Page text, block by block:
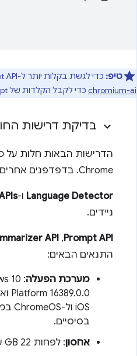
טיפ: כדי לגשת בקלות יותר ל-Prompt API ולממשקי AI API מובנים אחרים בבסיס הקוד, אפשר להשתמש בחבילת npm‏
chromium-ai כדי לקבל הקלדות של TypeScript עבור Prompt API.
בדיקת דרישות
Chrome. בדפדפנים אחרים עשויות להיות דרישות הפעלה שונות.
Language Detector ו-
ניידים.
Prompt API
,‏
API
התנאים הבאים:
מערכת הפעלה
Platform 16389.0.0 ואילך) במכשירי
בסיסיים.
אחסון: לפחות 22 GB של שטח פנוי בכרך שמכיל את פרופיל Chrome.